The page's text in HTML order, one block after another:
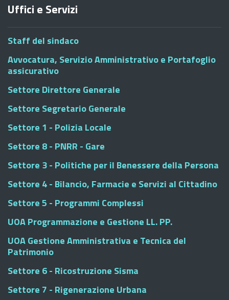
Uffici e Servizi
Staff del sindaco
Avvocatura, Servizio Amministrativo e Portafoglio
assicurativo
Settore Direttore Generale
Settore Segretario Generale
Settore 1 - Polizia Locale
Settore 8 - PNRR - Gare
Settore 3 - Politiche per il Benessere della Persona
Settore 4 - Bilancio, Farmacie e Servizi al Cittadino
Settore 5 - Programmi Complessi
UOA Programmazione e Gestione LL. PP.
UOA Gestione Amministrativa e Tecnica del
Patrimonio
Settore 6 - Ricostruzione Sisma
Settore 7 - Rigenerazione Urbana